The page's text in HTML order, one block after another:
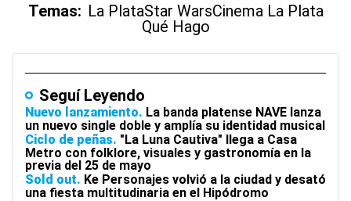
Temas: La PlataStar WarsCinema La Plata
Qué Hago
Seguí Leyendo
Nuevo lanzamiento La banda platense NAVE lanza
un nuevo single doble y amplía su identidad musical
Ciclo de peñas "La Luna Cautiva" llega a Casa
Metro con folklore, visuales y gastronomía en la
previa del 25 de mayo
Sold out Ke Personajes volvió a la ciudad y desató
una fiesta multitudinaria en el Hipódromo